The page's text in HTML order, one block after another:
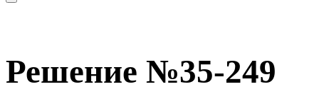
Решение №35-249